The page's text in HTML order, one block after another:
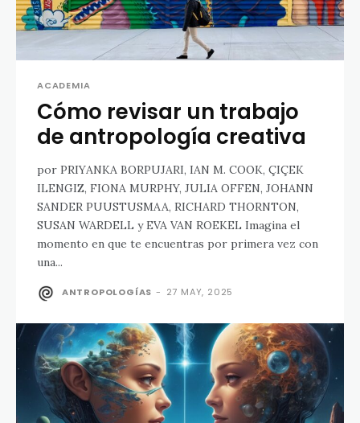
ACADEMIA
Cómo revisar un trabajo
de antropología creativa
por PRIYANKA BORPUJARI, IAN M. COOK, ÇIÇEK
ILENGIZ, FIONA MURPHY, JULIA OFFEN, JOHANN
SANDER PUUSTUSMAA, RICHARD THORNTON,
SUSAN WARDELL y EVA VAN ROEKEL Imagina el
momento en que te encuentras por primera vez con
una...
ANTROPOLOGÍAS - 27 MAY, 2025